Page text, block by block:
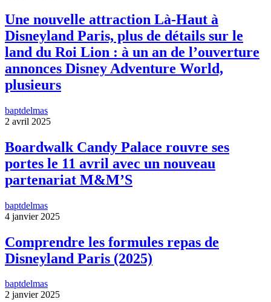
Une nouvelle attraction Là-Haut à
Disneyland Paris, plus de détails sur le
land du Roi Lion : à un an de l’ouverture
annonces Disney Adventure World,
plusieurs
baptdelmas
2 avril 2025
Boardwalk Candy Palace rouvre ses
portes le 11 avril avec un nouveau
partenariat M&M’S
baptdelmas
4 janvier 2025
Comprendre les formules repas de
Disneyland Paris (2025)
baptdelmas
2 janvier 2025